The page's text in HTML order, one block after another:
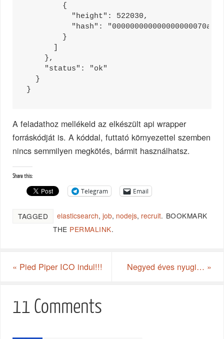
        {
          "height": 522030,
"hash":
        }
    },
    "status": "ok"
  }
}
A feladathoz mellékeld az elkészült api wrapper
forráskódját is. A kóddal, futtató környezettel szemben
nincs semmilyen megkötés, bármit használhatsz.
Share this:
Telegram Email
TAGGED elasticsearch,job, nodejs, recruit. BOOKMARK
THE PERMALINK.
« Pied Piper ICO indul!!! Negyed éves nyugi… »
11 Comments